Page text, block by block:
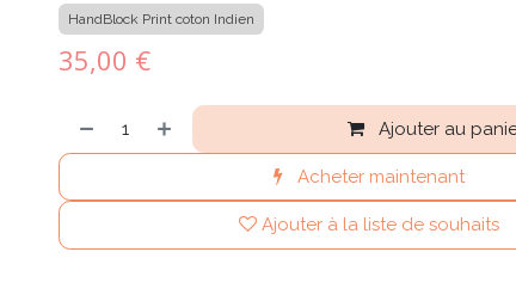
HandBlock Print coton Indien
35,00 €
Ajouter au
Acheter maintenant
Ajouter à la liste de souhaits